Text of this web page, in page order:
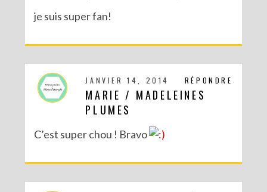
je suis super fan!
RÉPONDRE
JANVIER 14, 2014
MARIE / MADELEINES
PLUMES
C’est super chou ! Bravo